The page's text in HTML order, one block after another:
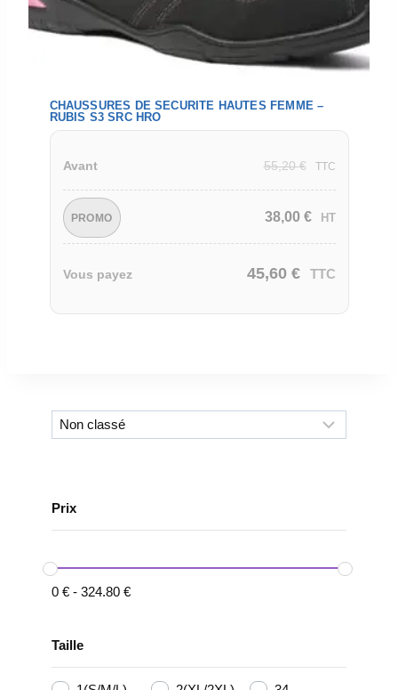
CHAUSSURES DE SECURITE HAUTES FEMME –
RUBIS S3 SRC HRO
Avant 55,20€ TTC
PROMO 38,00 € HT
Vous payez 45,60 € TTC
Prix
0 € - 324.80 €
Taille